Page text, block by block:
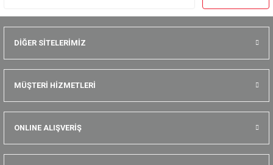
DİĞER SİTELERİMİZ
MÜŞTERİ HİZMETLERİ
ONLINE ALIŞVERİŞ